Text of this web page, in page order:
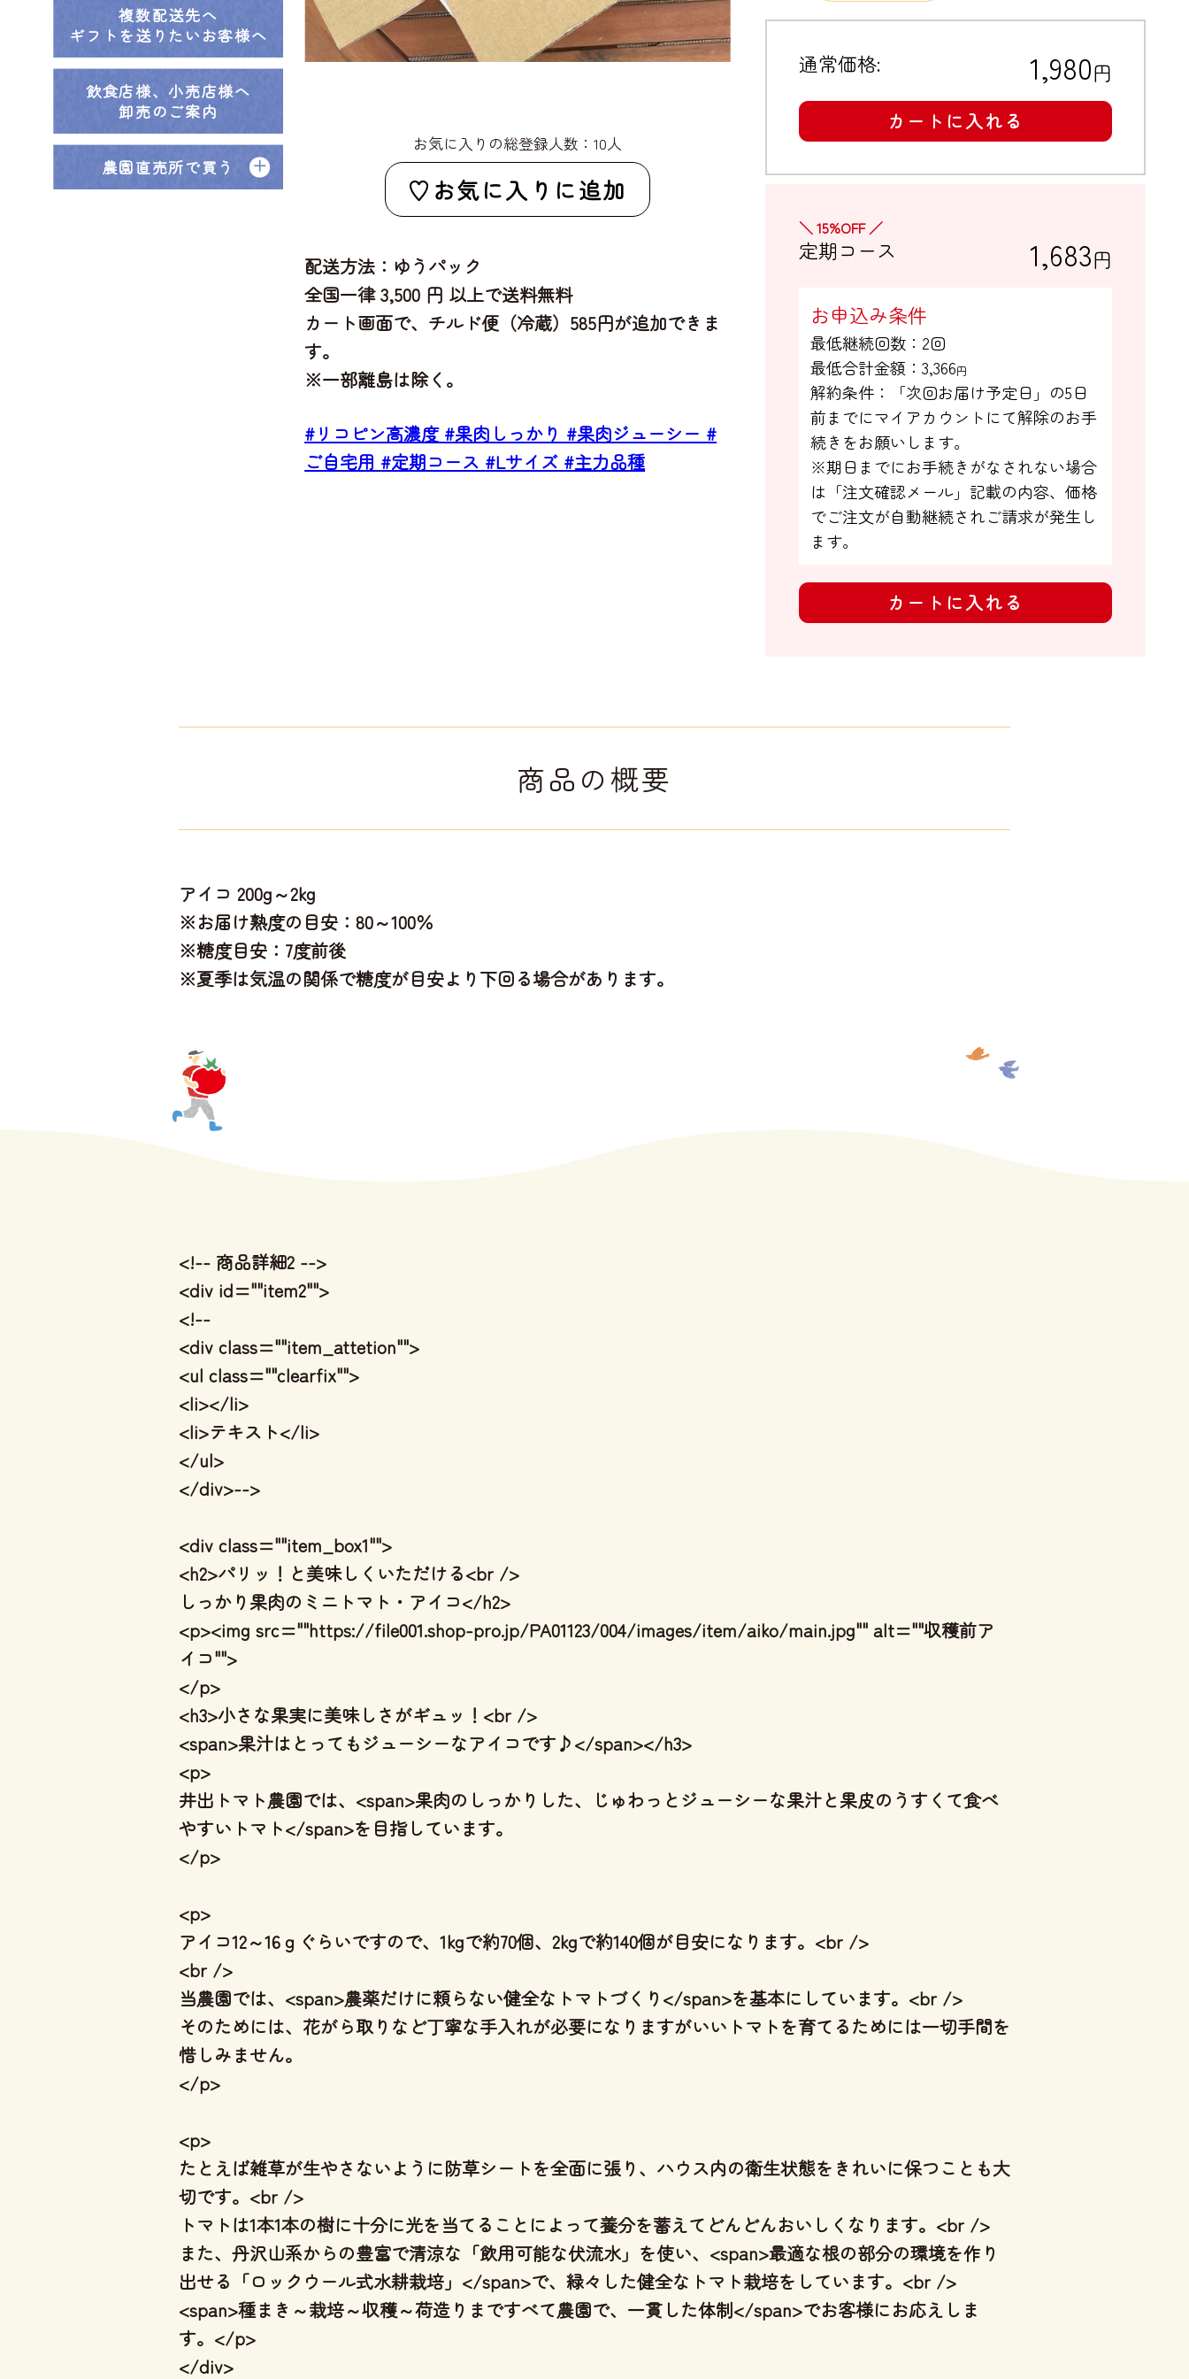
お気に入りの総登録人数：10人
お気に入りに追加
配送方法：ゆうパック
全国一律 3,500 円 以上で送料無料
カート画面で、チルド便（冷蔵）585円が追加できま
す。
※一部離島は除く。
#リコピン高濃度 #果肉しっかり #果肉ジューシー #
ご自宅用 #定期コース #Lサイズ #主力品種
通常価格: 1,980円
カートに入れる
＼ 15%OFF ／
定期コース 1,683円
お申込み条件
最低継続回数：2回
最低合計金額：3,366円
解約条件：「次回お届け予定日」の5日
前までにマイアカウントにて解除のお手
続きをお願いします。
※期日までにお手続きがなされない場合
は「注文確認メール」記載の内容、価格
でご注文が自動継続されご請求が発生し
ます。
カートに入れる
複数配送先へ
ギフトを送りたいお客様へ
飲食店様、小売店様へ
卸売のご案内
農園直売所で買う
商品の概要
アイコ 200g～2kg
※お届け熟度の目安：80～100％
※糖度目安：7度前後
※夏季は気温の関係で糖度が目安より下回る場合があります。
<!-- 商品詳細2 -->
<div id=""item2"">
<!--
<div class=""item_attetion"">
<ul class=""clearfix"">
<li></li>
<li>テキスト</li>
</ul>
</div>-->
<div class=""item_box1"">
<h2>パリッ！と美味しくいただける<br />
しっかり果肉のミニトマト・アイコ</h2>
<p><img src=""https://file001.shop-pro.jp/PA01123/004/images/item/aiko/main.jpg"" alt=""収穫前ア
イコ"">
</p>
<h3>小さな果実に美味しさがギュッ！<br />
<span>果汁はとってもジューシーなアイコです♪</span></h3>
<p>
井出トマト農園では、<span>果肉のしっかりした、じゅわっとジューシーな果汁と果皮のうすくて食べ
やすいトマト</span>を目指しています。
</p>
<p>
アイコ12～16ｇぐらいですので、1kgで約70個、2kgで約140個が目安になります。<br />
<br />
当農園では、<span>農薬だけに頼らない健全なトマトづくり</span>を基本にしています。<br />
そのためには、花がら取りなど丁寧な手入れが必要になりますがいいトマトを育てるためには一切手間を
惜しみません。
</p>
<p>
たとえば雑草が生やさないように防草シートを全面に張り、ハウス内の衛生状態をきれいに保つことも大
切です。<br />
トマトは1本1本の樹に十分に光を当てることによって養分を蓄えてどんどんおいしくなります。<br />
また、丹沢山系からの豊富で清涼な「飲用可能な伏流水」を使い、<span>最適な根の部分の環境を作り
出せる「ロックウール式水耕栽培」</span>で、緑々した健全なトマト栽培をしています。<br />
<span>種まき～栽培～収穫～荷造りまですべて農園で、一貫した体制</span>でお客様にお応えしま
す。</p>
</div>